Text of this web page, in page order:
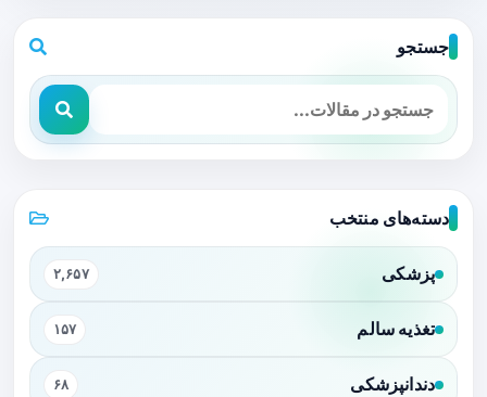
جستجو
دسته‌های منتخب
پزشکی ۲,۶۵۷
تغذیه سالم ۱۵۷
دندانپزشکی ۶۸